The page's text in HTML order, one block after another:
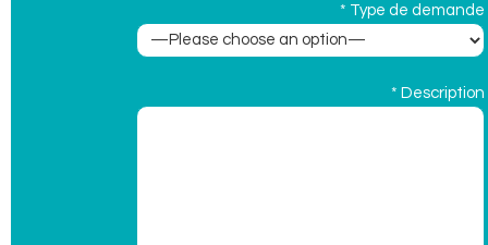
* Type de demande
* Description